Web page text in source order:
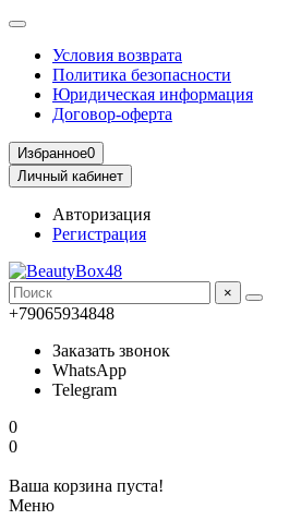
Условия возврата
Политика безопасности
Юридическая информация
Договор-оферта
Избранное0
Личный кабинет
Авторизация
Регистрация
×
+79065934848
Заказать звонок
WhatsApp
Telegram
0
0
Ваша корзина пуста!
Меню